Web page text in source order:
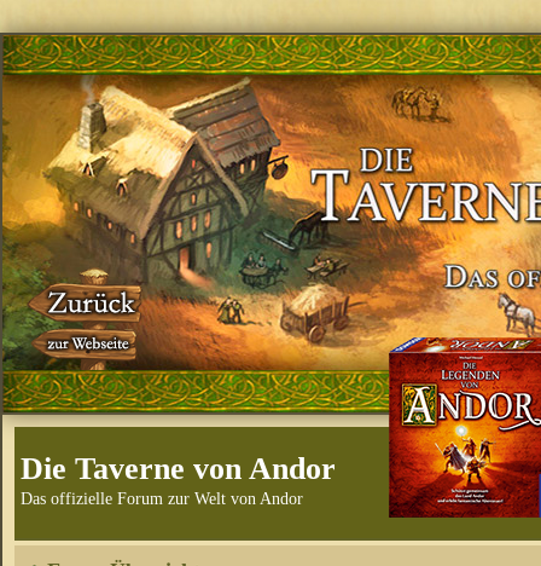
Die Taverne von Andor
Das offizielle Forum zur Welt von Andor